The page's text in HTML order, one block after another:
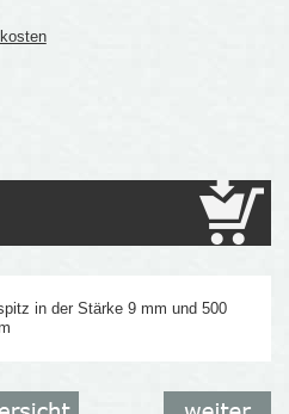
in der Stärke 9 mm und 500